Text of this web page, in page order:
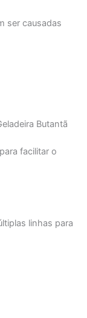
ser causadas
Butantã
facilitar o
linhas para